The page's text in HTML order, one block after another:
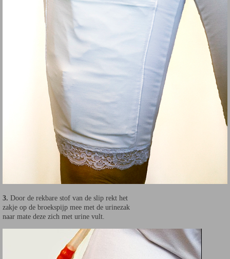
3. Door de rekbare stof van de slip rekt het
zakje op de broekspijp mee met de urinezak
naar mate deze zich met urine vult.